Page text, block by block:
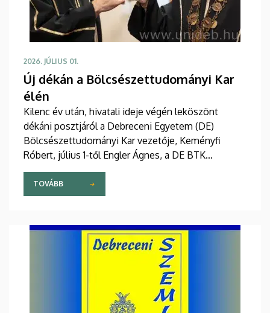
2026. JÚLIUS 01.
Új dékán a Bölcsészettudományi Kar
élén
Kilenc év után, hivatali ideje végén leköszönt
dékáni posztjáról a Debreceni Egyetem (DE)
Bölcsészettudományi Kar vezetője, Keményfi
Róbert, július 1-től Engler Ágnes, a DE BTK
Nevelés- és Művelődéstudományi Intézet
professzora irányítja dékánként a kar munkáját. Az
ünnepélyes láncátadó ünnepséget június 30-án,
TOVÁBB